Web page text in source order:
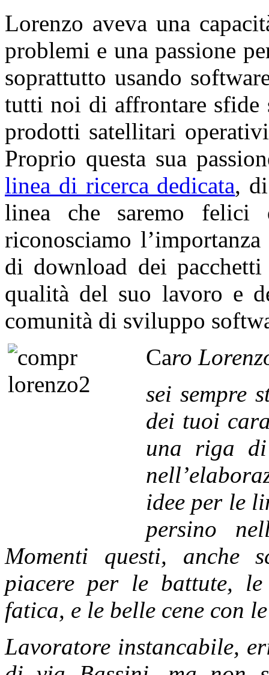
Lorenzo aveva una
problemi e una passione
soprattutto usando
tutti noi di affrontare sfide
prodotti satellitari
Proprio questa sua
linea di ricerca dedicata,
linea che saremo felici
riconosciamo
di download dei
qualità del suo lavoro e
comunità di sviluppo
Caro
sei sempre
dei tuoi
una riga
idee per le
persino
Momenti questi, anche
piacere per le battute,
fatica, e le belle cene con
Lavoratore instancabile,